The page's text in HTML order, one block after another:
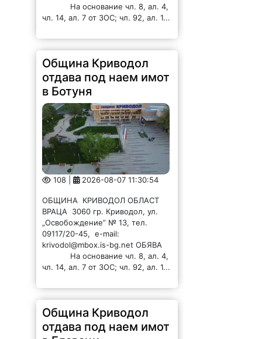
09117/20-45, e-mail:
krivodol@mbox.is-bg.net ОБЯВА
чл. 14, ал. 7 от ЗОС; чл. 92, ал. 1...
Община Криводол
отдава под наем имот
в Главаци
2026-08-07 11:28:57
ВРАЦА 3060 гр. Криводол,
ул.”Освобождение”№ 13, тел.
09117 / 20-45, e-mail:
krivodol@mbox.is-bg.net ОБЯВА
На основание чл. 8, ал. 4,